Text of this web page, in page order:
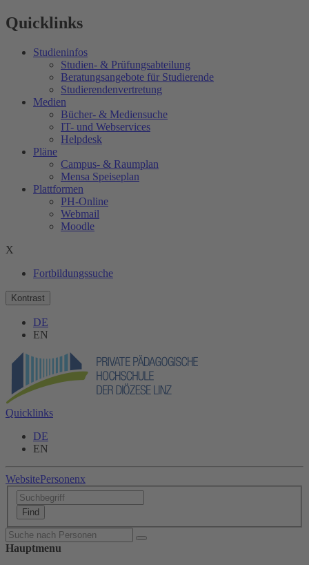
Quicklinks
Studieninfos
Studien- & Prüfungsabteilung
Beratungsangebote für Studierende
Studierendenvertretung
Medien
Bücher- & Mediensuche
IT- und Webservices
Helpdesk
Pläne
Campus- & Raumplan
Mensa Speiseplan
Plattformen
PH-Online
Webmail
Moodle
X
Fortbildungssuche
Kontrast
DE
EN
Quicklinks
DE
EN
WebsitePersonenx
Hauptmenu